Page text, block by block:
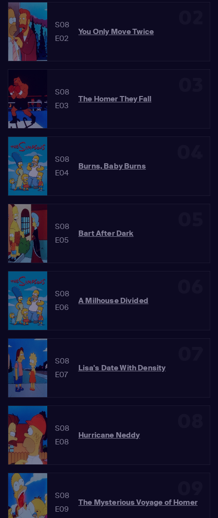
S08
E02
You Only Move Twice
S08
E03
The Homer They Fall
S08
E04
Burns, Baby Burns
S08
E05
Bart After Dark
S08
E06
A Milhouse Divided
S08
E07
Lisa's Date With Density
S08
E08
Hurricane Neddy
S08
E09
The Mysterious Voyage of Homer